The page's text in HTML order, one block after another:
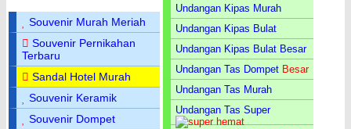
Souvenir Murah Meriah
Souvenir Pernikahan
Terbaru
Sandal Hotel Murah
Souvenir Keramik
Souvenir Dompet
Undangan Kipas Murah
Undangan Kipas Bulat
Undangan Kipas Bulat Besar
Undangan Tas Dompet Besar
Undangan Tas Murah
Undangan Tas Super